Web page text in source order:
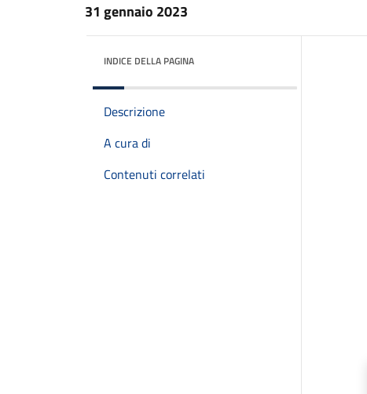
31 gennaio 2023
INDICE DELLA PAGINA
Descrizione
A cura di
Contenuti correlati